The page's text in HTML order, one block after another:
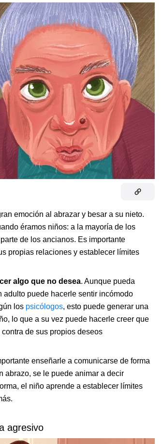
emoción al abrazar y besar a su nieto.
éramos niños: a la mayoría de los
de los ancianos. Es importante
propias relaciones y establecer límites
algo que no desea. Aunque pueda
adulto puede hacerle sentir incómodo
los psicólogos, esto puede generar una
lo que a su vez puede hacerle creer que
de sus propios deseos
enseñarle a comunicarse de forma
abrazo, se le puede animar a decir
el niño aprende a establecer límites
agresivo